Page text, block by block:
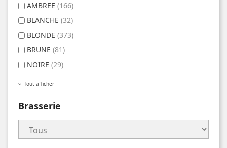
AMBREE (166)
BLANCHE (32)
BLONDE (373)
BRUNE (81)
NOIRE (29)
Tout afficher
Brasserie